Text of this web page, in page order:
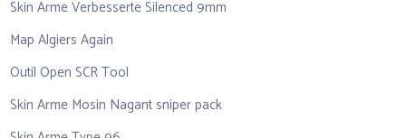
Skin Arme Verbesserte Silenced 9mm
Map Algiers Again
Outil Open SCR Tool
Skin Arme Mosin Nagant sniper pack